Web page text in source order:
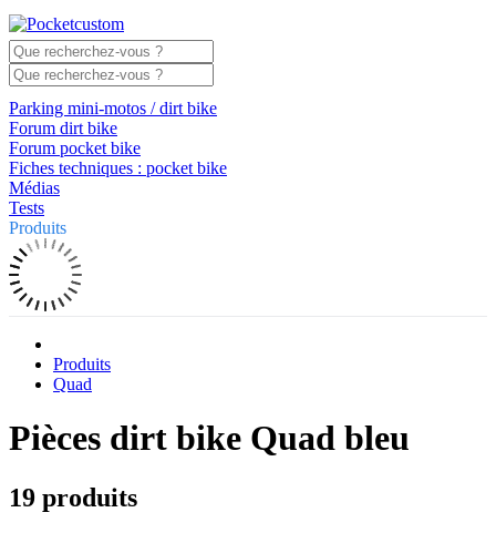
Parking mini-motos / dirt bike
Forum dirt bike
Forum pocket bike
Fiches techniques : pocket bike
Médias
Tests
Produits
Produits
Quad
Pièces dirt bike Quad bleu
19 produits